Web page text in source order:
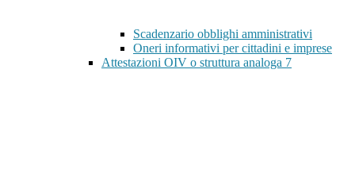
Scadenzario obblighi amministrativi
Oneri informativi per cittadini e imprese
Attestazioni OIV o struttura analoga 7